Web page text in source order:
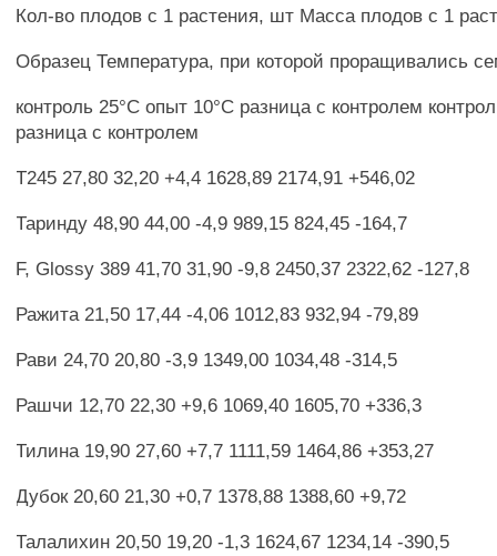
Кол-во плодов с 1 растения, шт Масса плодов с 1
Образец Температура, при которой проращивались
контроль 25°С опыт 10°С разница с контролем
разница с контролем
Т245 27,80 32,20 +4,4 1628,89 2174,91 +546,02
Таринду 48,90 44,00 -4,9 989,15 824,45 -164,7
F, Glossy 389 41,70 31,90 -9,8 2450,37 2322,62 -127,8
Ражита 21,50 17,44 -4,06 1012,83 932,94 -79,89
Рави 24,70 20,80 -3,9 1349,00 1034,48 -314,5
Рашчи 12,70 22,30 +9,6 1069,40 1605,70 +336,3
Тилина 19,90 27,60 +7,7 1111,59 1464,86 +353,27
Дубок 20,60 21,30 +0,7 1378,88 1388,60 +9,72
Талалихин 20,50 19,20 -1,3 1624,67 1234,14 -390,5